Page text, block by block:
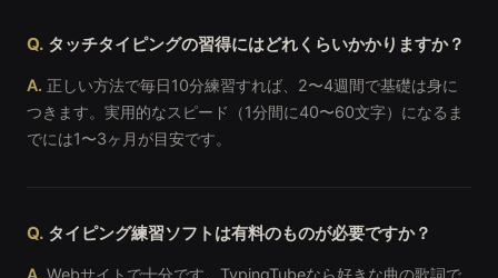
タッチタイピングの習得にはどれくらいかかりますか？
正しい方法で毎日10分練習すれば、2〜4週間で基礎は身に
つきます。実用的なスピード（1分間に40〜60文字）になるま
でには1〜3ヶ月が目安です。
タイピング練習ソフトは有料のものが必要ですか？